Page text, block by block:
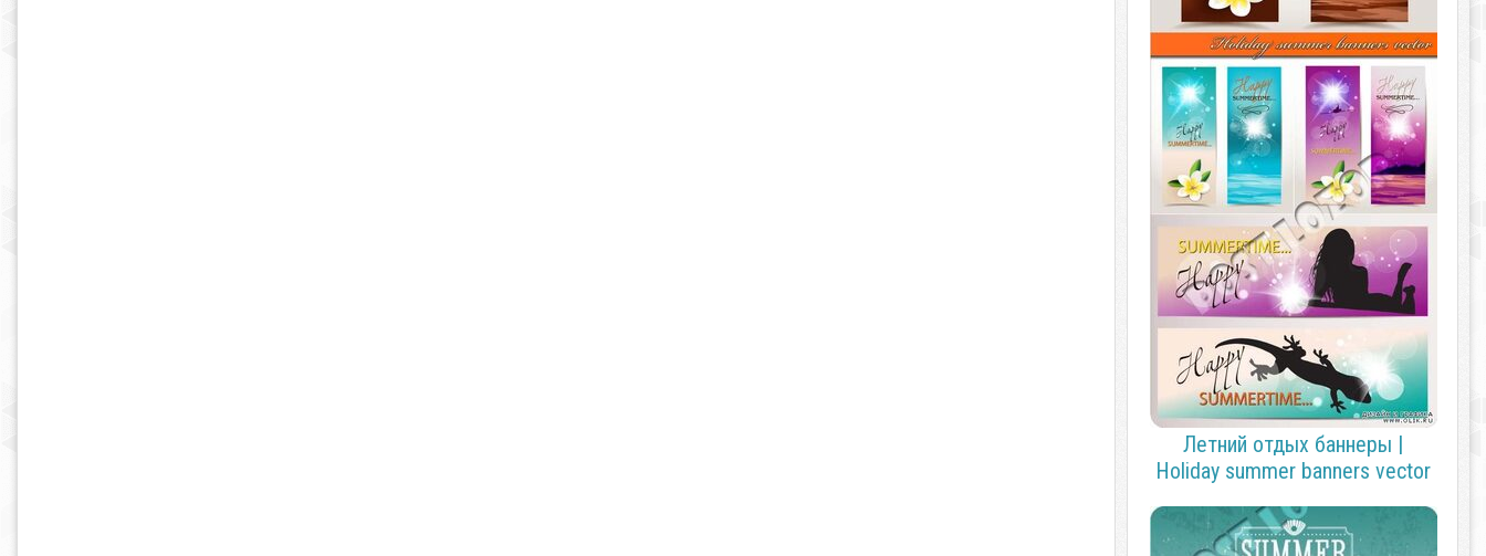
Летний отдых баннеры |
Holiday summer banners vector